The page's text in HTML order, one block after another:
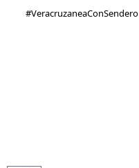
#VeracruzaneaConSendero